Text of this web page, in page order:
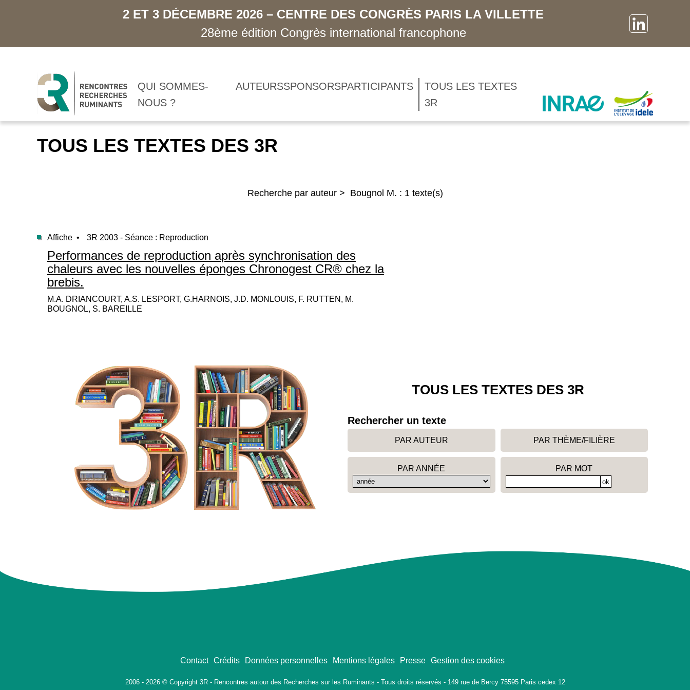
2 ET 3 DÉCEMBRE 2026 – CENTRE DES CONGRÈS PARIS LA VILLETTE
28ème édition Congrès international francophone
QUI SOMMES-
NOUS ?
AUTEURSSPONSORSPARTICIPANTS
TOUS LES TEXTES
3R
TOUS LES TEXTES DES 3R
Recherche par auteur > Bougnol M. : 1 texte(s)
Affiche • 3R 2003 - Séance : Reproduction
Performances de reproduction après synchronisation des
chaleurs avec les nouvelles éponges Chronogest CR® chez la
brebis.
M.A. DRIANCOURT, A.S. LESPORT, G.HARNOIS, J.D. MONLOUIS, F. RUTTEN, M.
BOUGNOL, S. BAREILLE
TOUS LES TEXTES DES 3R
Rechercher un texte
PAR AUTEUR PAR THÈME/FILIÈRE
PAR ANNÉE PAR MOT
Contact Crédits Données personnelles Mentions légales Presse Gestion des cookies
2006 - 2026 © Copyright 3R - Rencontres autour des Recherches sur les Ruminants - Tous droits réservés - 149 rue de Bercy 75595 Paris cedex 12